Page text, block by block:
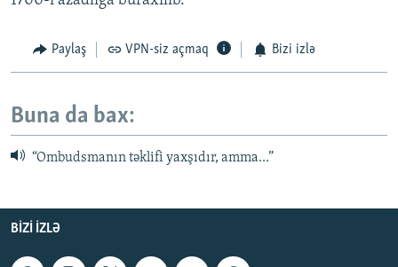
Paylaş VPN-siz açmaq Bizi izlə
Buna da bax:
“Ombudsmanın təklifi yaxşıdır, amma...”
BIZI IZLƏ